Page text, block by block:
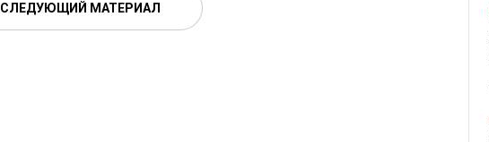
СЛЕДУЮЩИЙ МАТЕРИАЛ